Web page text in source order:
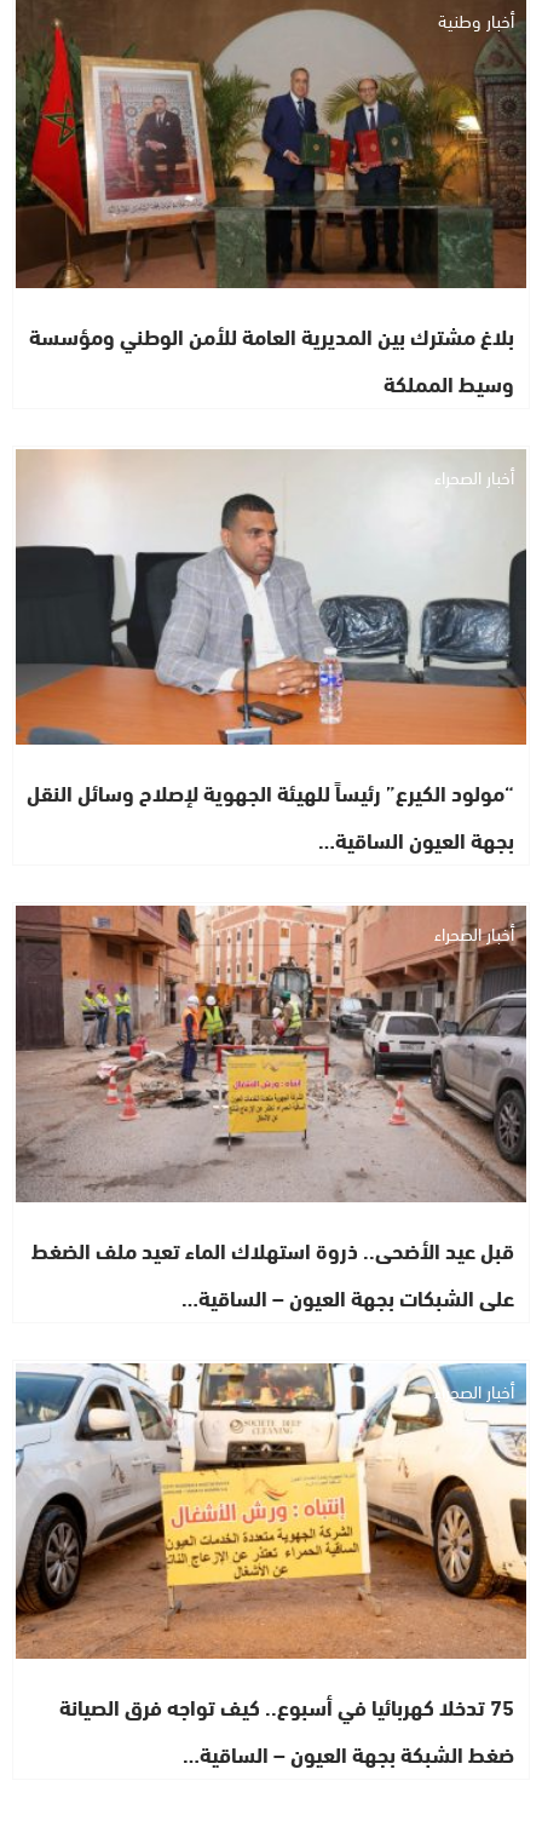
أخبار وطنية
بلاغ مشترك بين المديرية العامة للأمن الوطني ومؤسسة
وسيط المملكة
أخبار الصحراء
“مولود الكيرع” رئيساً للهيئة الجهوية لإصلاح وسائل النقل
بجهة العيون الساقية…
أخبار الصحراء
قبل عيد الأضحى.. ذروة استهلاك الماء تعيد ملف الضغط
على الشبكات بجهة العيون – الساقية…
أخبار الصحراء
75 تدخلا كهربائيا في أسبوع.. كيف تواجه فرق الصيانة
ضغط الشبكة بجهة العيون – الساقية…